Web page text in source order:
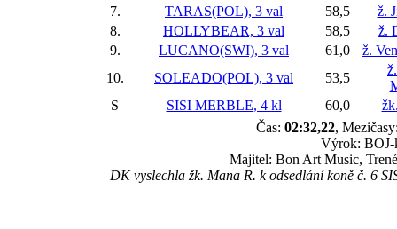
7.
TARAS(POL), 3 val 58,5
ž.
8.
HOLLYBEAR, 3 val 58,5
ž.
9.
LUCANO(SWI), 3 val 61,0
ž.
10.
SOLEADO(POL), 3 val 53,5
S
SISI MERBLE, 4 kl 60,0
Čas: 02:32,22,
Výrok: BOJ-
Majitel: Bon Art Music,
DK vyslechla žk. Mana R. k odsedlání koně č. 6